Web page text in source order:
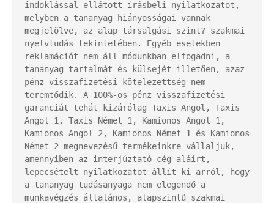
indoklással ellátott írásbeli nyilatkozatot,
melyben a tananyag hiányosságai vannak
megjelölve, az alap társalgási szint? szakmai
nyelvtudás tekintetében. Egyéb esetekben
reklamációt nem áll módunkban elfogadni, a
tananyag tartalmát és külsejét illetően, azaz
pénz visszafizetési kötelezettség nem
teremtődik. A 100%-os pénz visszafizetési
garanciát tehát kizárólag Taxis Angol, Taxis
Angol 1, Taxis Német 1, Kamionos Angol 1,
Kamionos Angol 2, Kamionos Német 1 és Kamionos
Német 2 megnevezésű termékeinkre vállaljuk,
amennyiben az interjúztató cég aláírt,
lepecsételt nyilatkozatot állít ki arról, hogy
a tananyag tudásanyaga nem elegendő a
munkavégzés általános, alapszintű szakmai